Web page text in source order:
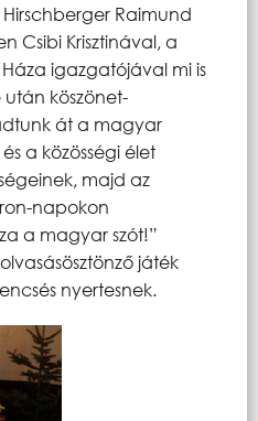
Raimund
Csibi Krisztinával, a
igazgatójával mi is
után köszönet-
át a magyar
a közösségi élet
majd az
napokon
a magyar szót!”
játék
nyertesnek.